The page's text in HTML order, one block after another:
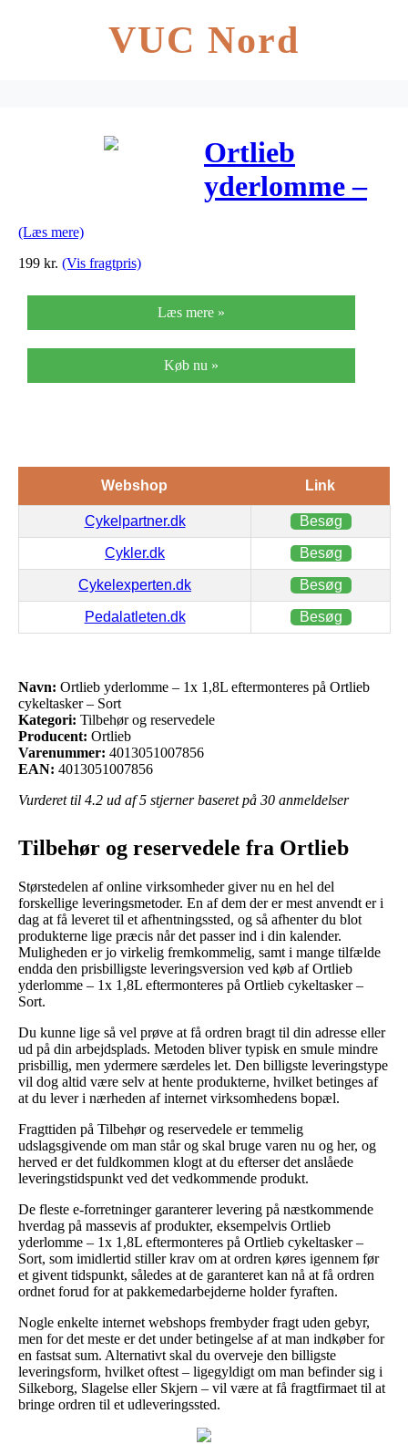
VUC Nord
Ortlieb
yderlomme –
på Ortlieb
cykeltasker –
Sort
(Læs mere)
199 kr. (Vis fragtpris)
Læs mere »
Køb nu »
Webshop Link
Cykelpartner.dk Besøg
Cykler.dk Besøg
Cykelexperten.dk Besøg
Pedalatleten.dk Besøg
Navn: Ortlieb yderlomme – 1x 1,8L eftermonteres på Ortlieb
cykeltasker – Sort
Kategori: Tilbehør og reservedele
Producent: Ortlieb
Varenummer: 4013051007856
EAN: 4013051007856
Vurderet til 4.2 ud af 5 stjerner baseret på 30 anmeldelser
Tilbehør og reservedele fra Ortlieb
Størstedelen af online virksomheder giver nu en hel del
forskellige leveringsmetoder. En af dem der er mest anvendt er i
dag at få leveret til et afhentningssted, og så afhenter du blot
produkterne lige præcis når det passer ind i din kalender.
Muligheden er jo virkelig fremkommelig, samt i mange tilfælde
endda den prisbilligste leveringsversion ved køb af Ortlieb
yderlomme – 1x 1,8L eftermonteres på Ortlieb cykeltasker –
Sort.
Du kunne lige så vel prøve at få ordren bragt til din adresse eller
ud på din arbejdsplads. Metoden bliver typisk en smule mindre
prisbillig, men ydermere særdeles let. Den billigste leveringstype
vil dog altid være selv at hente produkterne, hvilket betinges af
at du lever i nærheden af internet virksomhedens bopæl.
Fragttiden på Tilbehør og reservedele er temmelig
udslagsgivende om man står og skal bruge varen nu og her, og
herved er det fuldkommen klogt at du efterser det anslåede
leveringstidspunkt ved det vedkommende produkt.
De fleste e-forretninger garanterer levering på næstkommende
hverdag på massevis af produkter, eksempelvis Ortlieb
yderlomme – 1x 1,8L eftermonteres på Ortlieb cykeltasker –
Sort, som imidlertid stiller krav om at ordren køres igennem før
et givent tidspunkt, således at de garanteret kan nå at få ordren
ordnet forud for at pakkemedarbejderne holder fyraften.
Nogle enkelte internet webshops frembyder fragt uden gebyr,
men for det meste er det under betingelse af at man indkøber for
en fastsat sum. Alternativt skal du overveje den billigste
leveringsform, hvilket oftest – ligegyldigt om man befinder sig i
Silkeborg, Slagelse eller Skjern – vil være at få fragtfirmaet til at
bringe ordren til et udleveringssted.